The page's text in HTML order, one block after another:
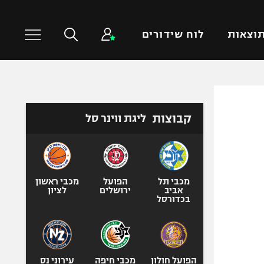
תוצאות לוח שידורים
טניס
כדורעף
ג'ודו
ספורט אולימפי
קבוצות ליגת ווינר סל
מכבי תל
אביב
בכדורסל
הפועל
ירושלים
מכבי ראשון
לציון
הפועל חולון
מכבי חיפה
עירוני נס